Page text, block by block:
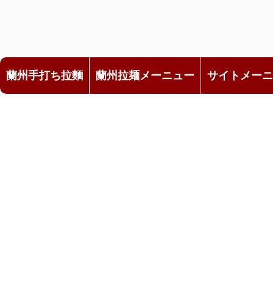
蘭州手打ち拉麵 蘭州拉麺メーニュー サイトメー